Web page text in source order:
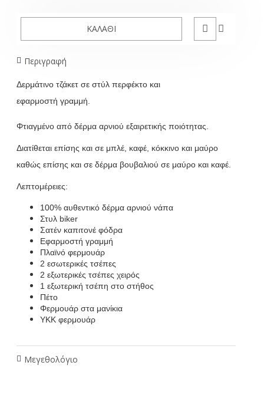
ΚΑΛΆΘΙ
Περιγραφή
Δερμάτινο τζάκετ σε στύλ περφέκτο και
εφαρμοστή γραμμή.
Φτιαγμένο από δέρμα αρνιού εξαιρετικής ποιότητας.
Διατίθεται επίσης και σε μπλέ, καφέ, κόκκινο και μαύρο
καθώς επίσης και σε δέρμα βουβαλιού σε μαύρο και καφέ.
Λεπτομέρειες:
100% αυθεντικό δέρμα αρνιού νάπα
Στυλ biker
Σατέν καπιτονέ φόδρα
Εφαρμοστή γραμμή
Πλαϊνό φερμουάρ
2 εσωτερικές τσέπες
2 εξωτερικές τσέπες χειρός
1 εξωτερική τσέπη στο στήθος
Πέτο
Φερμουάρ στα μανίκια
ΥΚΚ φερμουάρ
Μεγεθολόγιο